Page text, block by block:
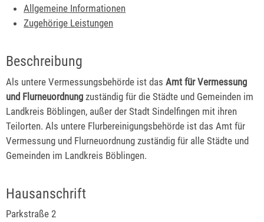
Allgemeine Informationen
Zugehörige Leistungen
Beschreibung
Als untere Vermessungsbehörde ist das Amt für Vermessung
und Flurneuordnung zuständig für die Städte und Gemeinden im
Landkreis Böblingen, außer der Stadt Sindelfingen mit ihren
Teilorten. Als untere Flurbereinigungsbehörde ist das Amt für
Vermessung und Flurneuordnung zuständig für alle Städte und
Gemeinden im Landkreis Böblingen.
Hausanschrift
Parkstraße 2